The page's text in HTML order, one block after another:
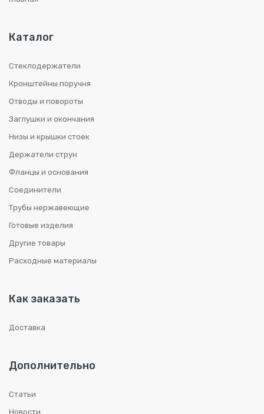
Каталог
Стеклодержатели
Кронштейны поручня
Отводы и повороты
Заглушки и окончания
Низы и крышки стоек
Держатели струн
Фланцы и основания
Соединители
Трубы нержавеющие
Готовые изделия
Другие товары
Расходные материалы
Как заказать
Доставка
Дополнительно
Статьи
Новости